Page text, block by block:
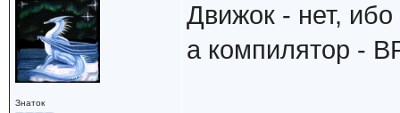
Знаток
Движок - нет,
а компилятор -